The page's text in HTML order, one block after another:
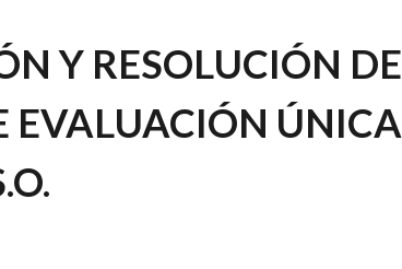
Y RESOLUCIÓN DE
EVALUACIÓN ÚNICA